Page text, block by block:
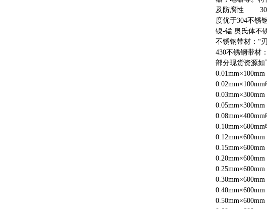
及防腐性 301
度优于304不
镍-锰 奥氏体
不锈钢带材：“
430不锈钢带材
部分现货资源如